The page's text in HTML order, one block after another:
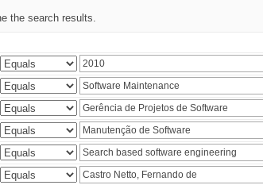
the search results.